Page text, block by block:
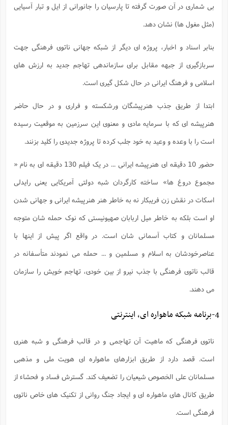
بی شماری در آن صورت گرفته تا پارسیان را جانورانی از ایل و تبار آسیایی
(مثل مغول ها) نشان دهد.
بنابر اسناد و اخبار، پروژه ای دیگر از شبکه جهانی ناتوی فرهنگی جهت
سربازگیری از جبهه مقابل برای سازماندهی تهاجم جدید به ارزش های
اسلامی و فرهنگ ایرانی در حال شکل گیری است.
ابتدا از طریق جذب هنرپیشگان ورشکسته و فراری و در حال حاضر
هنرپیشه ای که با سرمایه مادی و معنوی این سرزمین به موقعیت رسیده
است را با وعده و وعید به خود جلب کرده تا پروژه جدیدی را کلید بزنند.
حضور 10 دقیقه ای هنرپیشه ایرانی ... در یک فیلم 130 دقیقه ای به نام «
مجموع دروغ ها» ساخته کارگردان شبه دولتی آمریکایی یعنی رایدلی
اسکات در نقش زن فریبکار نه به خاطر هنر هنرپیشه ایرانی و جهانی شدن
او است بلکه به خاطر میل اربابان صهیونیستی که نوک حمله شان متوجه
مسلمانان و کتاب آسمانی شان است. در واقع اگر پیش از اینها با
عناصرخودشان به اسلام و مسلمین و ... حمله می نمودند متأسفانه در
قالب ناتوی فرهنگی با جذب نیرو از بین خودی، تهاجم خویش را سازمان
می دهند.
4-برنامه شبکه ماهواره ای، اینترنتی
ناتوی فرهنگی که ماهیت آن تهاجمی و در قالب فرهنگی و شبه هنری
است. قصد دارد از طریق ابزارهای ماهواره ای هویت ملی و مذهبی
مسلمانان علی الخصوص شیعیان را تضعیف کند. گسترش فساد و فحشاء از
طریق کانال های ماهواره ای و ایجاد جنگ روانی از تکنیک های خاص ناتوی
فرهنگی است.